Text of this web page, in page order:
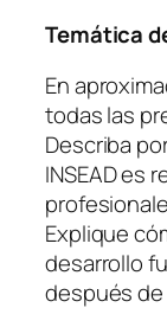
Temática
En
todas las
Describa
INSEAD es
Explique
desarrollo
después